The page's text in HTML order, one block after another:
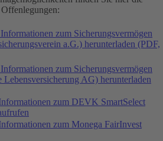
zum Sicherungsvermögen
a.G.) herunterladen (PDF,
zum Sicherungsvermögen
AG) herunterladen
zum DEVK SmartSelect
zum Monega FairInvest